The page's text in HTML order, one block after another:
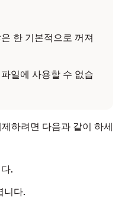
한 기본적으로 꺼져
일에 사용할 수 없습
하려면 다음과 같이 하세
.
니다.